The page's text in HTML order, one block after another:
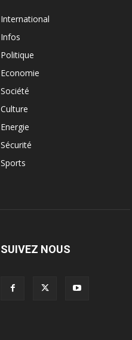
International
Infos
Politique
Economie
Société
Culture
Energie
Sécurité
Sports
SUIVEZ NOUS